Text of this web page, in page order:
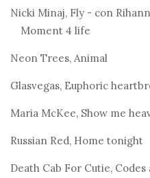
Nicki Minaj, Fly - con
Moment 4 life
Neon Trees, Animal
Glasvegas, Euphoric
Maria McKee, Show me
Russian Red, Home tonight
Death Cab For Cutie, Codes